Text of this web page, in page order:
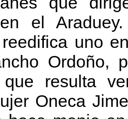
el
uno
Ordoño,
resulta
Oneca